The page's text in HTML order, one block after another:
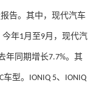
告。其中，现代汽车
今年1月至9月，现代汽
年同期增长7.7%。 其
车型。 IONIQ 5、 IONIQ